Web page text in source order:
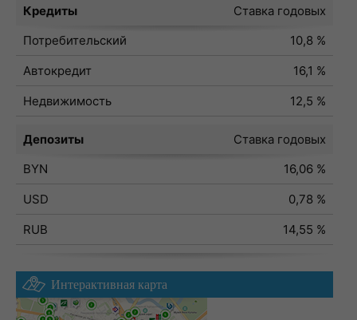
Кредиты
Ставка годовых
Потребительский
10,8 %
Автокредит
16,1 %
Недвижимость
12,5 %
Депозиты
Ставка годовых
BYN
16,06 %
USD
0,78 %
RUB
14,55 %
Интерактивная карта